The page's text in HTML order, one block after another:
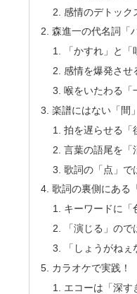
感情のデトック
森進一の代名詞「
「かすれ」と
感情を爆発させ
喉をいたわる「
楽譜にはない「間
拍を遅らせる「
言葉の語尾を「
歌詞の「点」で
歌詞の裏側にある
キーワードに「
「演じる」の
「しょうがね
カラオケで実践！
エコーは「深す